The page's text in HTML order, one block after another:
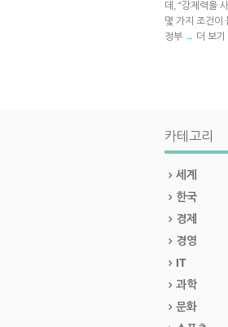
데, “강제력을
몇 가지 조건이
정부 → 더 보기
카테고리
세계
한국
경제
경영
IT
과학
문화